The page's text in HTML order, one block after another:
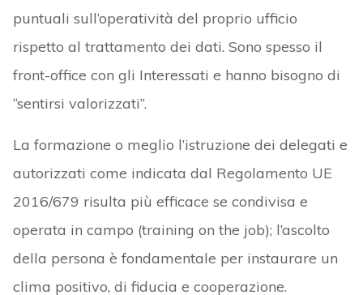
puntuali sull’operatività del proprio ufficio
rispetto al trattamento dei dati. Sono spesso il
front-office con gli Interessati e hanno bisogno di
“sentirsi valorizzati”.
La formazione o meglio l’istruzione dei delegati e
autorizzati come indicata dal Regolamento UE
2016/679 risulta più efficace se condivisa e
operata in campo (training on the job); l’ascolto
della persona è fondamentale per instaurare un
clima positivo, di fiducia e cooperazione.